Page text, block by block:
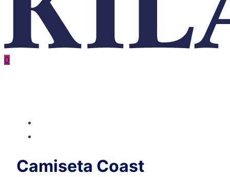
0
Camiseta Coast